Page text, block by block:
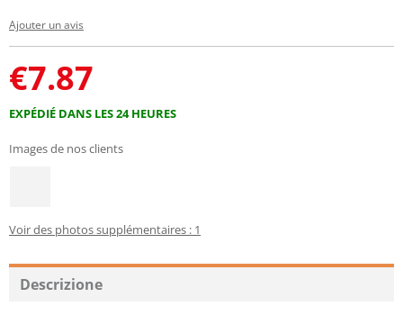
Ajouter un avis
€7.87
EXPÉDIÉ DANS LES 24 HEURES
Images de nos clients
Voir des photos supplémentaires : 1
Descrizione